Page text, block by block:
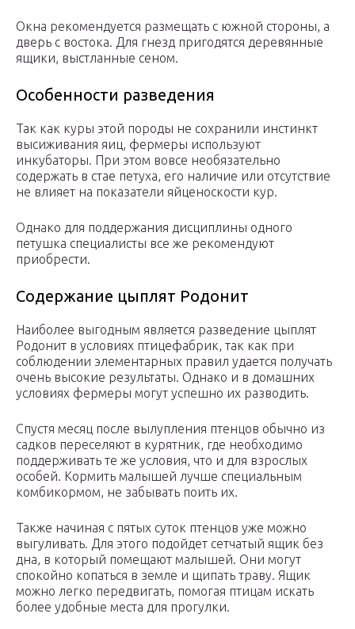
Окна рекомендуется размещать с южной стороны, а
дверь с востока. Для гнезд пригодятся деревянные
ящики, выстланные сеном.
Особенности разведения
Так как куры этой породы не сохранили инстинкт
высиживания яиц, фермеры используют
инкубаторы. При этом вовсе необязательно
содержать в стае петуха, его наличие или отсутствие
не влияет на показатели яйценоскости кур.
Однако для поддержания дисциплины одного
петушка специалисты все же рекомендуют
приобрести.
Содержание цыплят Родонит
Наиболее выгодным является разведение цыплят
Родонит в условиях птицефабрик, так как при
соблюдении элементарных правил удается получать
очень высокие результаты. Однако и в домашних
условиях фермеры могут успешно их разводить.
Спустя месяц после вылупления птенцов обычно из
садков переселяют в курятник, где необходимо
поддерживать те же условия, что и для взрослых
особей. Кормить малышей лучше специальным
комбикормом, не забывать поить их.
Также начиная с пятых суток птенцов уже можно
выгуливать. Для этого подойдет сетчатый ящик без
дна, в который помещают малышей. Они могут
спокойно копаться в земле и щипать траву. Ящик
можно легко передвигать, помогая птицам искать
более удобные места для прогулки.